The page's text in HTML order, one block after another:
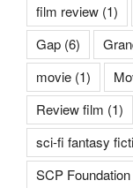
film review (1)
Gap (6)
movie (1)
Review film (1)
sci-fi fantasy
SCP Foundation